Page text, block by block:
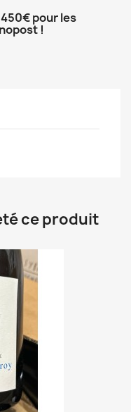
pour les
!
ce produit